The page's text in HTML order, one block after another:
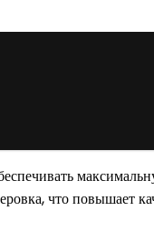
что повышает